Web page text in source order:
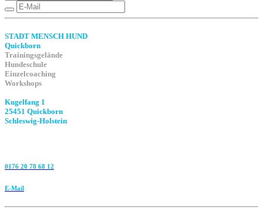
STADT MENSCH HUND
Quickborn
Trainingsgelände
Hundeschule
Einzelcoaching
Workshops
Kugelfang 1
25451 Quickborn
Schleswig-Holstein
0176 20 78 68 12
E-Mail